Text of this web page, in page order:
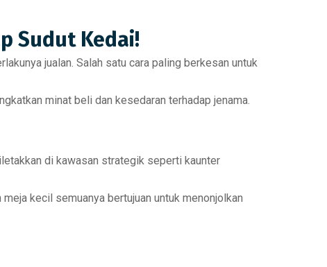
Sudut Kedai!
jualan. Salah satu cara paling berkesan untuk
minat beli dan kesedaran terhadap jenama.
di kawasan strategik seperti kaunter
meja kecil semuanya bertujuan untuk menonjolkan